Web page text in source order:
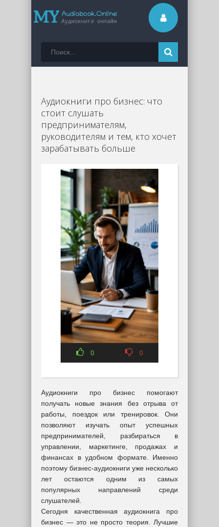
Аудиокниги про бизнес: что
стоит слушать
предпринимателям,
руководителям и тем, кто хочет
зарабатывать больше
0 0
Аудиокниги про бизнес помогают
получать новые знания без отрыва от
работы, поездок или тренировок. Они
позволяют изучать опыт успешных
предпринимателей, разбираться в
управлении, маркетинге, продажах и
финансах в удобном формате. Именно
поэтому бизнес-аудиокниги уже несколько
лет остаются одним из самых
популярных направлений среди
слушателей.
Сегодня качественная аудиокнига про
бизнес — это не просто теория. Лучшие